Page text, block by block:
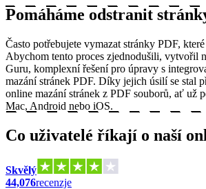
Pomáháme odstranit
Často potřebujete vymazat stránky PDF,
Abychom tento proces zjednodušili, vytvořil
Guru, komplexní řešení pro úpravy s
mazání stránek PDF. Díky jejich úsilí se stal
online mazání stránek z PDF souborů, ať už
Mac, Android nebo iOS.
Co uživatelé říkají o naší
Skvělý
44,076recenzje